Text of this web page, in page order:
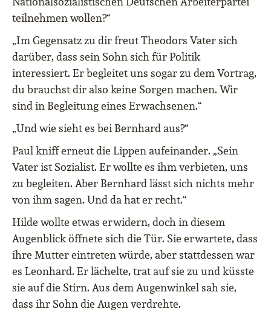
teilnehmen wollen?“
„Im Gegensatz zu dir freut Theodors Vater sich
darüber, dass sein Sohn sich für Politik
interessiert. Er begleitet uns sogar zu dem Vortrag,
du brauchst dir also keine Sorgen machen. Wir
sind in Begleitung eines Erwachsenen.“
„Und wie sieht es bei Bernhard aus?“
Paul kniff erneut die Lippen aufeinander. „Sein
Vater ist Sozialist. Er wollte es ihm verbieten, uns
zu begleiten. Aber Bernhard lässt sich nichts mehr
von ihm sagen. Und da hat er recht.“
Hilde wollte etwas erwidern, doch in diesem
Augenblick öffnete sich die Tür. Sie erwartete, dass
ihre Mutter eintreten würde, aber stattdessen war
es Leonhard. Er lächelte, trat auf sie zu und küsste
sie auf die Stirn. Aus dem Augenwinkel sah sie,
dass ihr Sohn die Augen verdrehte.